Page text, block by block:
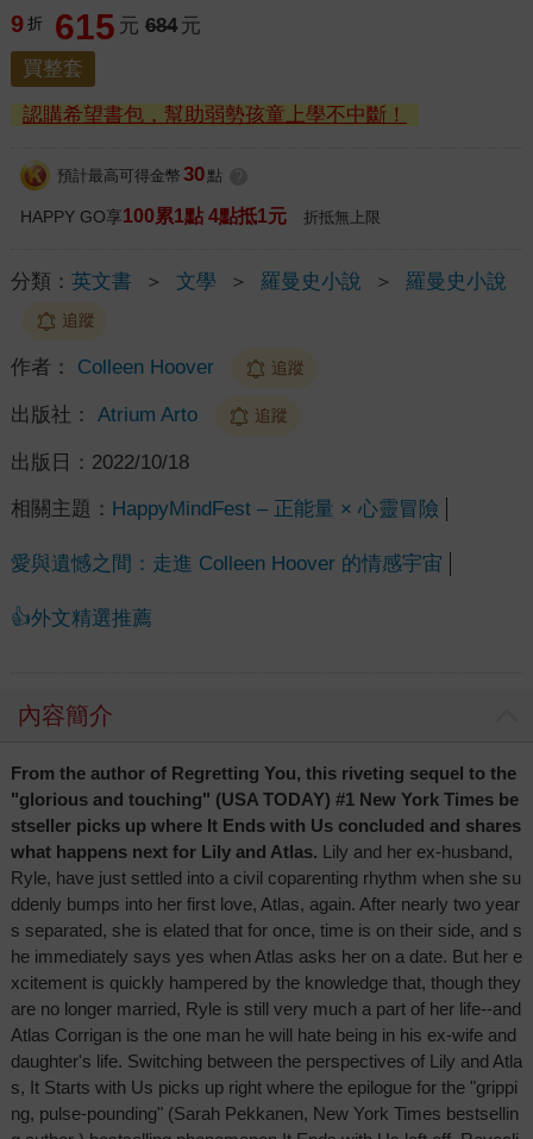
9 折 615 元 684 元
買整套
認購希望書包，幫助弱勢孩童上學不中斷！
預計最高可得金幣 30 點
HAPPY GO享100累1點 4點抵1元 折抵無上限
分類： 英文書 ＞ 文學 ＞ 羅曼史小說 ＞ 羅曼史小說
追蹤
作者： Colleen Hoover 追蹤
出版社： Atrium Arto 追蹤
出版日： 2022/10/18
相關主題： HappyMindFest – 正能量 × 心靈冒險
愛與遺憾之間：走進 Colleen Hoover 的情感宇宙
👍外文精選推薦
內容簡介
From the author of Regretting You, this riveting sequel to the
"glorious and touching" (USA TODAY) #1 New York Times be
stseller picks up where It Ends with Us concluded and shares
what happens next for Lily and Atlas. Lily and her ex-husband,
Ryle, have just settled into a civil coparenting rhythm when she su
ddenly bumps into her first love, Atlas, again. After nearly two year
s separated, she is elated that for once, time is on their side, and s
he immediately says yes when Atlas asks her on a date. But her e
xcitement is quickly hampered by the knowledge that, though they
are no longer married, Ryle is still very much a part of her life--and
Atlas Corrigan is the one man he will hate being in his ex-wife and
daughter's life. Switching between the perspectives of Lily and Atla
s, It Starts with Us picks up right where the epilogue for the "grippi
ng, pulse-pounding" (Sarah Pekkanen, New York Times bestsellin